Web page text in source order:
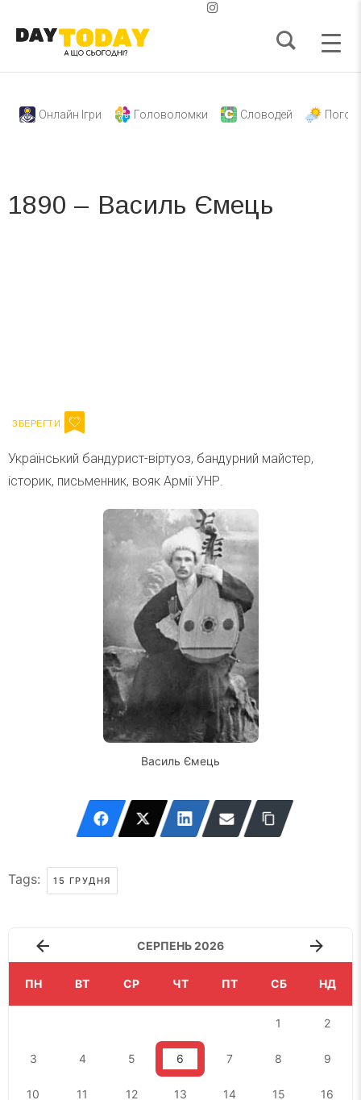
Онлайн Ігри Головоломки Словодей
1890 – Василь Ємець
Український бандурист-віртуоз, бандурний майстер,
історик, письменник, вояк Армії УНР.
Василь Ємець
Tags: 15 ГРУДНЯ
СЕРПЕНЬ 2026
ПН ВТ СР ЧТ ПТ СБ НД
1 2
3 4 5 6 7 8 9
10 11 12 13 14 15 16